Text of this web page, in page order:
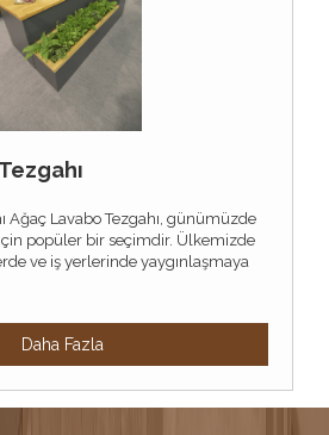
Ağaç Lavabo Tezgahı, günümüzde
popüler bir seçimdir. Ülkemizde
ve iş yerlerinde yaygınlaşmaya
Daha Fazla